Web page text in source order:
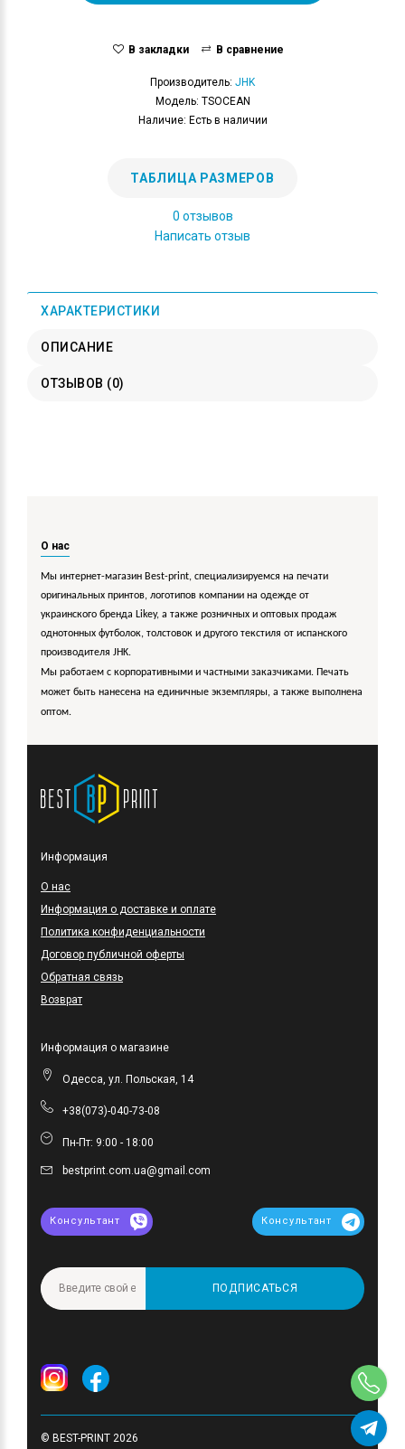
В закладки В сравнение
Производитель: JHK
Модель: TSOCEAN
Наличие: Есть в наличии
ТАБЛИЦА РАЗМЕРОВ
0 отзывов
Написать отзыв
ХАРАКТЕРИСТИКИ
ОПИСАНИЕ
ОТЗЫВОВ (0)
О нас
Мы интернет-магазин Best-print, специализируемся на печати
оригинальных принтов, логотипов компании на одежде от
украинского бренда Likey, а также розничных и оптовых продаж
однотонных футболок, толстовок и другого текстиля от испанского
производителя JHK.
Мы работаем с корпоративными и частными заказчиками. Печать
может быть нанесена на единичные экземпляры, а также выполнена
оптом.
Информация
O нас
Информация о доставке и оплате
Политика конфиденциальности
Договор публичной оферты
Обратная связь
Возврат
Информация о магазине
Одесса, ул. Польская, 14
+38(073)-040-73-08
Пн-Пт: 9:00 - 18:00
bestprint.com.ua@gmail.com
Консультант Консультант
ПОДПИСАТЬСЯ
© BEST-PRINT 2026